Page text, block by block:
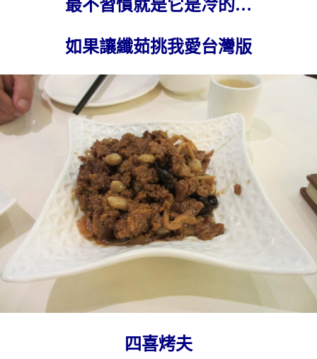
最不習慣就是它是冷的…
如果讓纖茹挑我愛台灣版
四喜烤夫